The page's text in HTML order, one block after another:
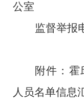
公室
监督举报
附件： 霍
人员名单信息